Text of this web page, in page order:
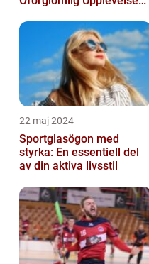
22 maj 2024
Sportglasögon med
styrka: En essentiell del
av din aktiva livsstil